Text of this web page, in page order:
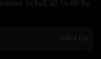
ในวันนี้ 30 วัน 60 วัน
เปลี่ยน (%)